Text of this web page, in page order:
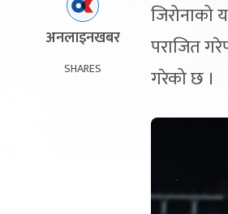
अनलाइनखबर
SHARES
जिरोनाको
पराजित
गरेको छ ।